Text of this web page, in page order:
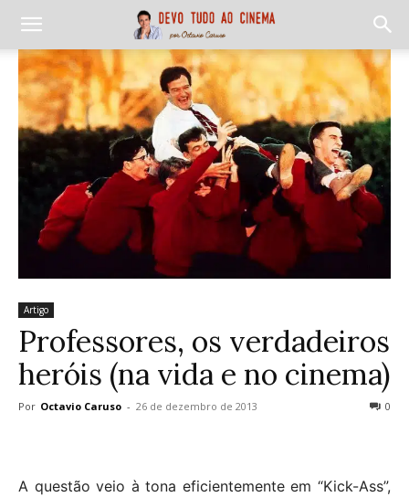
Artigo
Professores, os verdadeiros
heróis (na vida e no cinema)
Por Octavio Caruso - 26 de dezembro de 2013 0
A questão veio à tona eficientemente em “Kick-Ass”,